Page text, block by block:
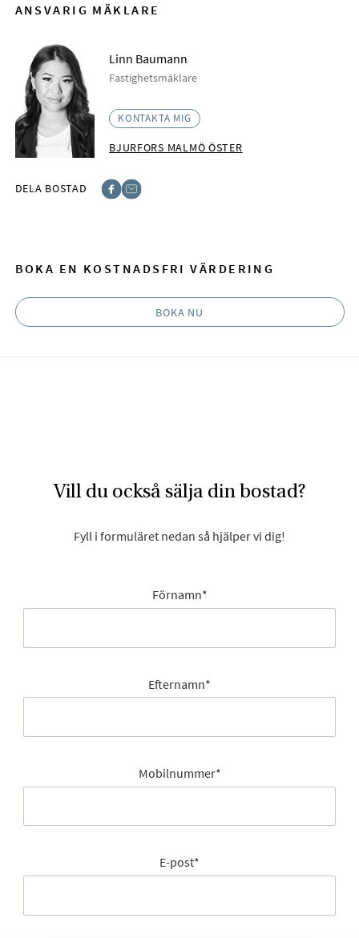
ANSVARIG MÄKLARE
Linn Baumann
Fastighetsmäklare
KONTAKTA MIG
BJURFORS MALMÖ ÖSTER
DELA BOSTAD
BOKA EN KOSTNADSFRI VÄRDERING
BOKA NU
Vill du också sälja din bostad?
Fyll i formuläret nedan så hjälper vi dig!
Förnamn*
Efternamn*
Mobilnummer*
E-post*